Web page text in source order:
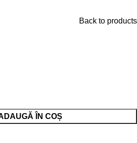
Back to products
ÎN COȘ